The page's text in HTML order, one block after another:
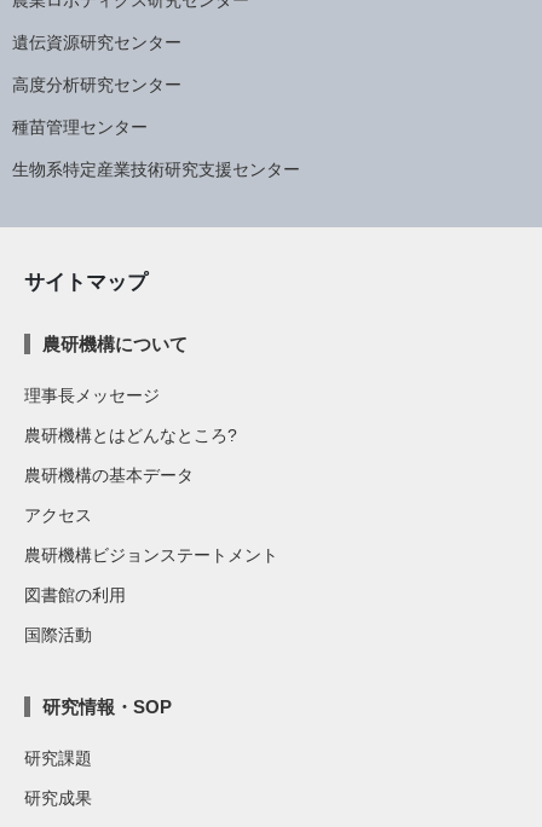
遺伝資源研究センター
高度分析研究センター
種苗管理センター
生物系特定産業技術研究支援センター
サイトマップ
農研機構について
理事長メッセージ
農研機構とはどんなところ?
農研機構の基本データ
アクセス
農研機構ビジョンステートメント
図書館の利用
国際活動
研究情報・SOP
研究課題
研究成果